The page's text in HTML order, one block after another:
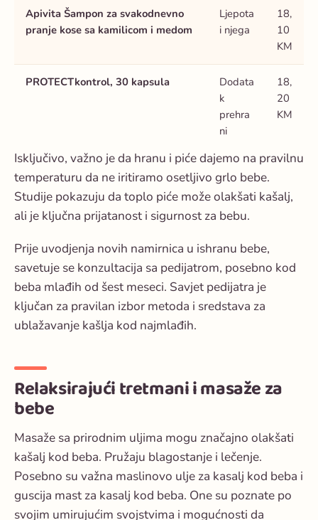
Apivita Šampon za svakodnevno
pranje kose sa kamilicom i medom
Ljepota
i njega
18,
10
KM
PROTECTkontrol, 30 kapsula
Dodata
k
prehra
ni
18,
20
KM
Isključivo, važno je da hranu i piće dajemo na pravilnu
temperaturu da ne iritiramo osetljivo grlo bebe.
Studije pokazuju da toplo piće može olakšati kašalj,
ali je ključna prijatanost i sigurnost za bebu.
Prije uvodjenja novih namirnica u ishranu bebe,
savetuje se konzultacija sa pedijatrom, posebno kod
beba mlađih od šest meseci. Savjet pedijatra je
ključan za pravilan izbor metoda i sredstava za
ublažavanje kašlja kod najmlađih.
Relaksirajući tretmani i masaže za
bebe
Masaže sa prirodnim uljima mogu značajno olakšati
kašalj kod beba. Pružaju blagostanje i lečenje.
Posebno su važna maslinovo ulje za kasalj kod beba i
guscija mast za kasalj kod beba. One su poznate po
svojim umirujućim svojstvima i mogućnosti da